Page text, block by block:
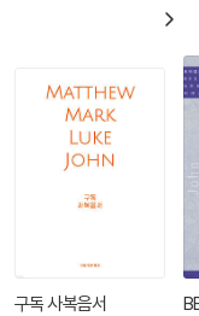
구독 사복음서